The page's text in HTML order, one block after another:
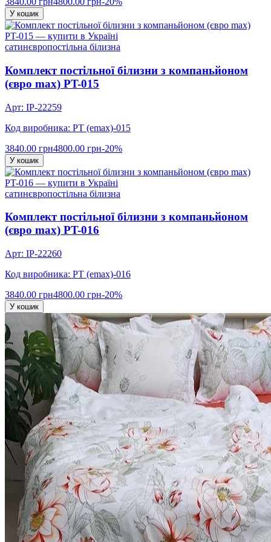
У кошик
сатинєвропостільна білизна
Комплект постільної білизни з компаньйоном
(євро max) PT-015
Арт: IP-22259
Код виробника: PT (emax)-015
3840.00 грн4800.00 грн-20%
У кошик
сатинєвропостільна білизна
Комплект постільної білизни з компаньйоном
(євро max) PT-016
Арт: IP-22260
Код виробника: PT (emax)-016
3840.00 грн4800.00 грн-20%
У кошик